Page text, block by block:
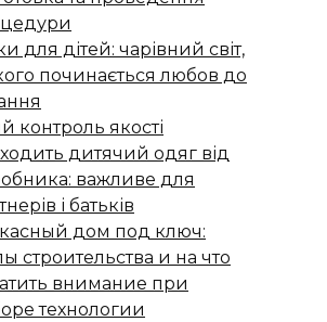
для дітей: чарівний світ,
починається любов до
контроль якості
дитячий одяг від
важливе для
і батьків
дом под ключ:
строительства и на что
внимание при
технологии